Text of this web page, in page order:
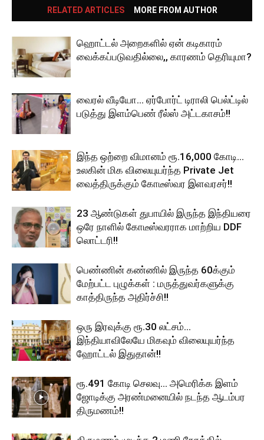
RELATED ARTICLES MORE FROM AUTHOR
ஹொட்டல் அறைகளில் ஏன் கடிகாரம்
வைக்கப்படுவதில்லை,, காரணம் தெரியுமா?
வைரல் வீடியோ… ஏர்போர்ட் டிராலி பெல்ட்டில்
படுத்து இளம்பெண் ரீல்ஸ் அட்டகாசம்!!
இந்த ஒற்றை விமானம் ரூ.16,000 கோடி…
உலகின் மிக விலையுயர்ந்த Private Jet
வைத்திருக்கும் கோடீஸ்வர இளவரசர்!!
23 ஆண்டுகள் துபாயில் இருந்த இந்தியரை
ஒரே நாளில் கோடீஸ்வரராக மாற்றிய DDF
லொட்டரி!!
பெண்ணின் கண்ணில் இருந்த 60க்கும்
மேற்பட்ட புழுக்கள் : மருத்துவர்களுக்கு
காத்திருந்த அதிர்ச்சி!!
ஒரு இரவுக்கு ரூ.30 லட்சம்…
இந்தியாவிலேயே மிகவும் விலையுயர்ந்த
ஹோட்டல் இதுதான்!!
ரூ.491 கோடி செலவு… அமெரிக்க இளம்
ஜோடிக்கு அரண்மனையில் நடந்த ஆடம்பர
திருமணம்!!